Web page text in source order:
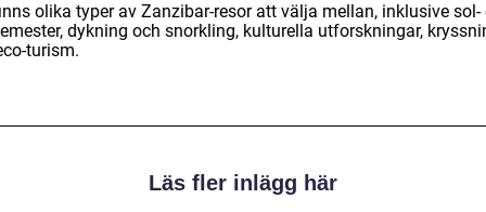
olika typer av Zanzibar-resor att välja mellan, inklusive sol-
dykning och snorkling, kulturella utforskningar,
turism.
Läs fler inlägg här